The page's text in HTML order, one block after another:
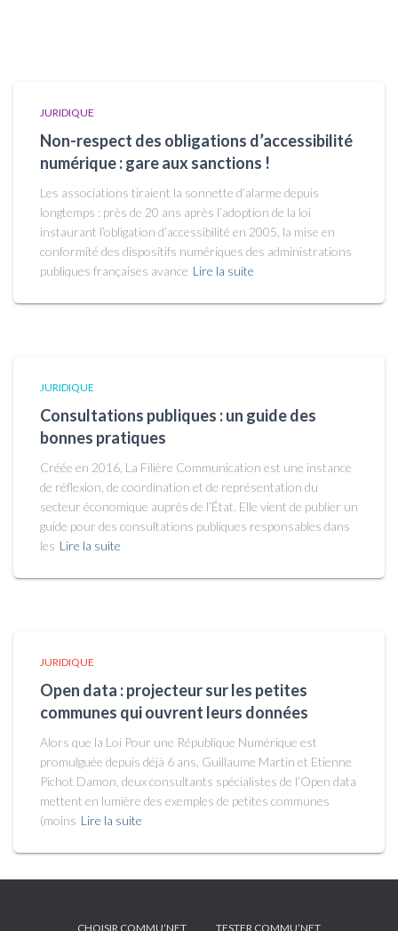
JURIDIQUE
Non-respect des obligations d’accessibilité
numérique : gare aux sanctions !
Les associations tiraient la sonnette d’alarme depuis
longtemps : près de 20 ans après l’adoption de la loi
instaurant l’obligation d’accessibilité en 2005, la mise en
conformité des dispositifs numériques des administrations
publiques françaises avance Lire la suite
JURIDIQUE
Consultations publiques : un guide des
bonnes pratiques
Créée en 2016, La Filière Communication est une instance
de réflexion, de coordination et de représentation du
secteur économique auprès de l’État. Elle vient de publier un
guide pour des consultations publiques responsables dans
les Lire la suite
JURIDIQUE
Open data : projecteur sur les petites
communes qui ouvrent leurs données
Alors que la Loi Pour une République Numérique est
promulguée depuis déjà 6 ans, Guillaume Martin et Etienne
Pichot Damon, deux consultants spécialistes de l’Open data
mettent en lumière des exemples de petites communes
(moins Lire la suite
CHOISIR COMMU’NET TESTER COMMU’NET